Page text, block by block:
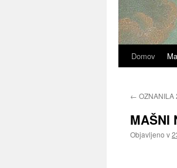
Domov
← OZNANILA
MAŠNI
Objavljeno v